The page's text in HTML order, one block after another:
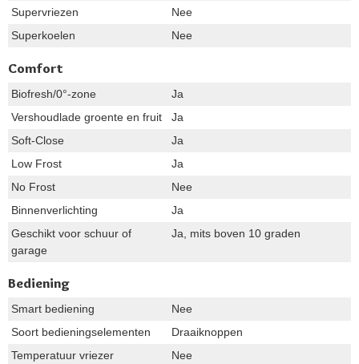
Supervriezen
Nee
Superkoelen
Nee
Comfort
Biofresh/0°-zone
Ja
Vershoudlade groente en fruit
Ja
Soft-Close
Ja
Low Frost
Ja
No Frost
Nee
Binnenverlichting
Ja
Geschikt voor schuur of
garage
Ja, mits boven 10 graden
Bediening
Smart bediening
Nee
Soort bedieningselementen
Draaiknoppen
Temperatuur vriezer
Nee